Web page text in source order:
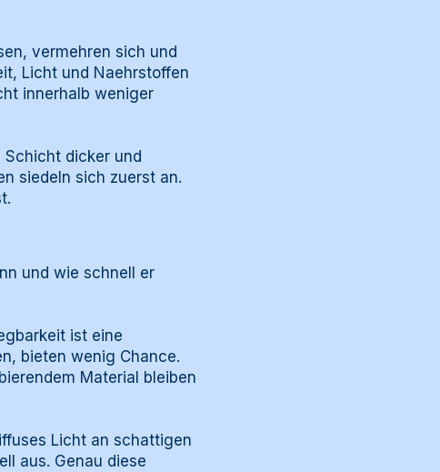
vermehren sich und
Licht und Naehrstoffen
innerhalb weniger
dicker und
siedeln sich zuerst an.
und wie schnell er
ist eine
bieten wenig Chance.
Material bleiben
Licht an schattigen
aus. Genau diese